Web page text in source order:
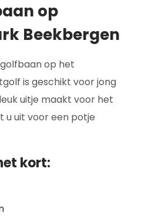
op
Beekbergen
op het
is geschikt voor jong
uitje maakt voor het
u uit voor een potje
kort: